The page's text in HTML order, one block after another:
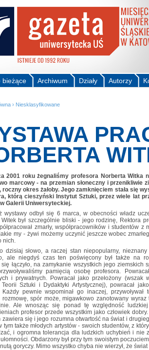
Autorzy
Działy
Archiwum
bieżące
› Niesklasyfikowane
2001 roku żegnaliśmy profesora Norberta Witka
marcowy - na przemian słoneczny i przenikliwie
roczny okres żałoby. Jego zamknięciem stała się
którą cieszyński Instytut Sztuki, przez wiele lat
w Galerii Uniwersyteckiej.
wystawy odbył się 6 marca, w obecności władz
był szczególnie bliski - jego rodzinę, Rektora
zmarły, współpracowników i studentów
my - żywi możemy uczynić jeszcze wobec
nich.
dzisiaj słowo, a raczej stan niepopularny,
ale niegdyś czas ten poświęcony był także na
się łączyło, na zamykanie wszystkich jego
pamięcią osobę profesora.
i prywatnych. Powracał jako przełożony (wszak
Teorii Sztuki i Dydaktyki Artystycznej), powracał
Każdy pewnie wspominał go inaczej,
rozmowę, spór może, migawkowo zanotowany wyraz
Ale wnosząc się ponad tę względność
profesor przede wszystkim jako człowiek
zawiera się i jego rozumna otwartość na świat i
tym także młodych artystów - swoich studentów, z
i ogromna tolerancja dla ludzkich uchybień i nie
Obdarzony był przy tym swoistym
goryczy. Mimo wszystko chyba nie wierzył, że